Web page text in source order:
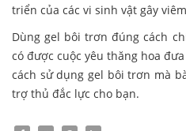
triển của các vi sinh vật gây
Dùng gel bôi trơn đúng cách
có được cuộc yêu thăng hoa
cách sử dụng gel bôi trơn mà
trợ thủ đắc lực cho bạn.